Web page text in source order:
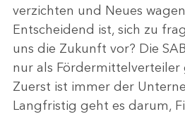
verzichten und Neues
Entscheidend ist, sich zu
uns die Zukunft vor? Die
nur als Fördermittelverteiler
Zuerst ist immer der
Langfristig geht es darum,